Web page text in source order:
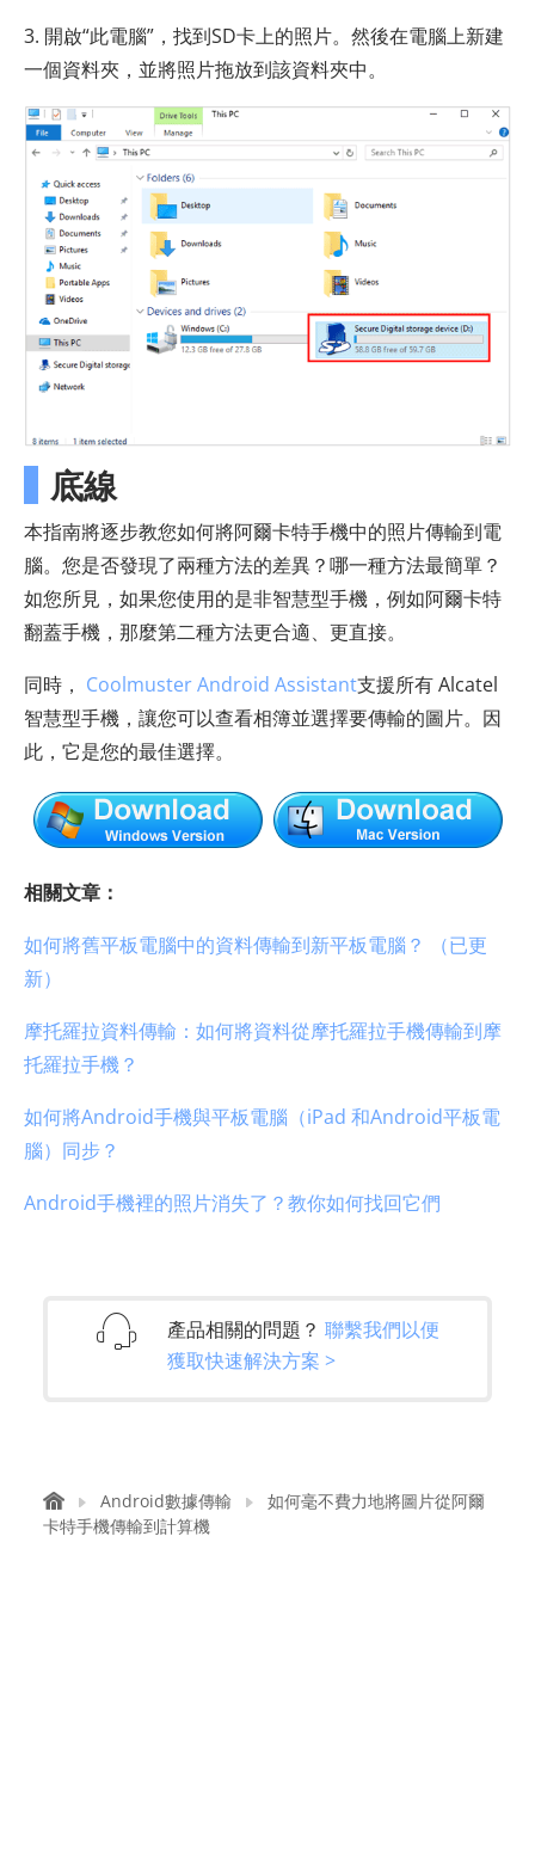
3. 開啟“此電腦”，找到SD卡上的照片。然後在電腦上新建
一個資料夾，並將照片拖放到該資料夾中。
底線
本指南將逐步教您如何將阿爾卡特手機中的照片傳輸到電
腦。您是否發現了兩種方法的差異？哪一種方法最簡單？
如您所見，如果您使用的是非智慧型手機，例如阿爾卡特
翻蓋手機，那麼第二種方法更合適、更直接。
同時， Coolmuster Android Assistant支援所有 Alcatel
智慧型手機，讓您可以查看相簿並選擇要傳輸的圖片。因
此，它是您的最佳選擇。
相關文章：
如何將舊平板電腦中的資料傳輸到新平板電腦？ （已更
新）
摩托羅拉資料傳輸：如何將資料從摩托羅拉手機傳輸到摩
托羅拉手機？
如何將Android手機與平板電腦（iPad 和Android平板電
腦）同步？
Android手機裡的照片消失了？教你如何找回它們
產品相關的問題？ 聯繫我們以便
獲取快速解決方案 >
Android數據傳輸
如何毫不費力地將圖片從阿爾
卡特手機傳輸到計算機